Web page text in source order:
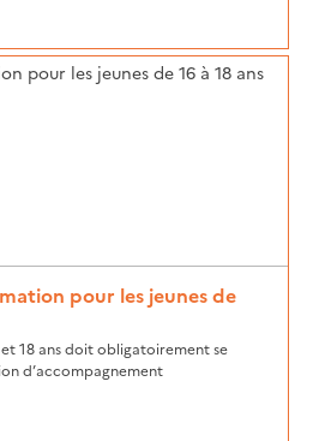
pour les jeunes de
18 ans doit obligatoirement se
d’accompagnement